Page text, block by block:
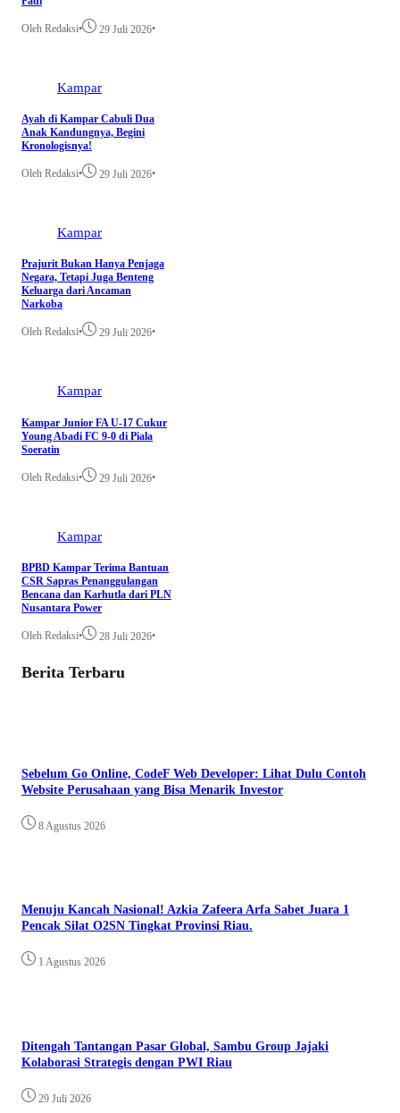
Oleh Redaksi• 29 Juli 2026•
Kampar
Ayah di Kampar Cabuli Dua
Anak Kandungnya, Begini
Kronologisnya!
Oleh Redaksi• 29 Juli 2026•
Kampar
Prajurit Bukan Hanya Penjaga
Negara, Tetapi Juga Benteng
Keluarga dari Ancaman
Narkoba
Oleh Redaksi• 29 Juli 2026•
Kampar
Kampar Junior FA U-17 Cukur
Young Abadi FC 9-0 di Piala
Soeratin
Oleh Redaksi• 29 Juli 2026•
Kampar
BPBD Kampar Terima Bantuan
CSR Sapras Penanggulangan
Bencana dan Karhutla dari PLN
Nusantara Power
Oleh Redaksi• 28 Juli 2026•
Berita Terbaru
Sebelum Go Online, CodeF Web Developer: Lihat Dulu Contoh
Website Perusahaan yang Bisa Menarik Investor
8 Agustus 2026
Menuju Kancah Nasional! Azkia Zafeera Arfa Sabet Juara 1
Pencak Silat O2SN Tingkat Provinsi Riau.
1 Agustus 2026
Ditengah Tantangan Pasar Global, Sambu Group Jajaki
Kolaborasi Strategis dengan PWI Riau
29 Juli 2026